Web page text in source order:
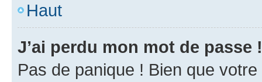
Haut
J’ai perdu mon mot de passe !
Pas de panique ! Bien que